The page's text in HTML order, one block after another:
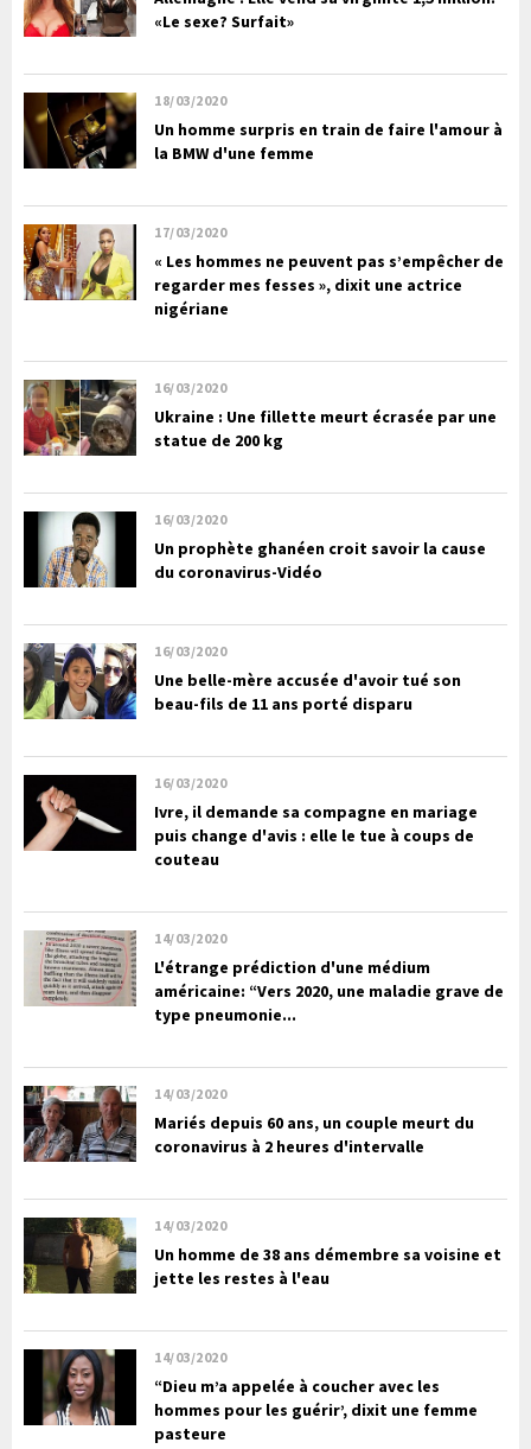
«Le sexe? Surfait»
18/03/2020
Un homme surpris en train de faire l'amour à
la BMW d'une femme
17/03/2020
« Les hommes ne peuvent pas s’empêcher de
regarder mes fesses », dixit une actrice
nigériane
16/03/2020
Ukraine : Une fillette meurt écrasée par une
statue de 200 kg
16/03/2020
Un prophète ghanéen croit savoir la cause
du coronavirus-Vidéo
16/03/2020
Une belle-mère accusée d'avoir tué son
beau-fils de 11 ans porté disparu
16/03/2020
Ivre, il demande sa compagne en mariage
puis change d'avis : elle le tue à coups de
couteau
14/03/2020
L'étrange prédiction d'une médium
américaine: “Vers 2020, une maladie grave de
type pneumonie...
14/03/2020
Mariés depuis 60 ans, un couple meurt du
coronavirus à 2 heures d'intervalle
14/03/2020
Un homme de 38 ans démembre sa voisine et
jette les restes à l'eau
14/03/2020
“Dieu m’a appelée à coucher avec les
hommes pour les guérir’, dixit une femme
pasteure